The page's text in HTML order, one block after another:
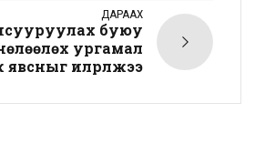
ДАРААХ
буюу
ургамал
илрүүлжээ